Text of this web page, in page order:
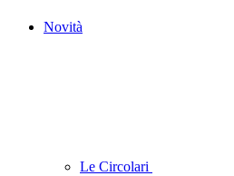
Novità
Le Circolari